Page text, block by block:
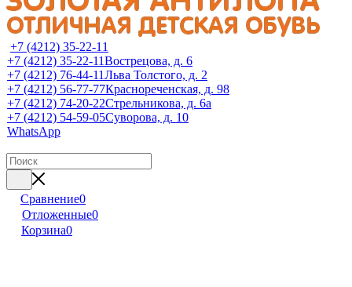
+7 (4212) 35-22-11
+7 (4212) 35-22-11Вострецова, д. 6
+7 (4212) 76-44-11Льва Толстого, д. 2
+7 (4212) 56-77-77Краснореченская, д. 98
+7 (4212) 74-20-22Стрельникова, д. 6а
+7 (4212) 54-59-05Суворова, д. 10
WhatsApp
Сравнение0
Отложенные0
Корзина0